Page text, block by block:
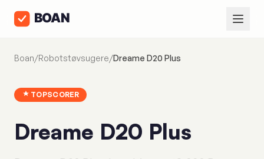
Boan/Robotstøvsugere/Dreame D20 Plus
TOPSCORER
Dreame D20 Plus